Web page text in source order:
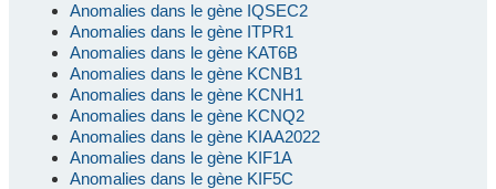
Anomalies dans le gène IQSEC2
Anomalies dans le gène ITPR1
Anomalies dans le gène KAT6B
Anomalies dans le gène KCNB1
Anomalies dans le gène KCNH1
Anomalies dans le gène KCNQ2
Anomalies dans le gène KIAA2022
Anomalies dans le gène KIF1A
Anomalies dans le gène KIF5C